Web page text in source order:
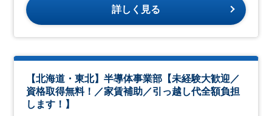
詳しく見る
【北海道・東北】半導体事業部【未経験大歓迎／
資格取得無料！／家賃補助／引っ越し代全額負担
します！】